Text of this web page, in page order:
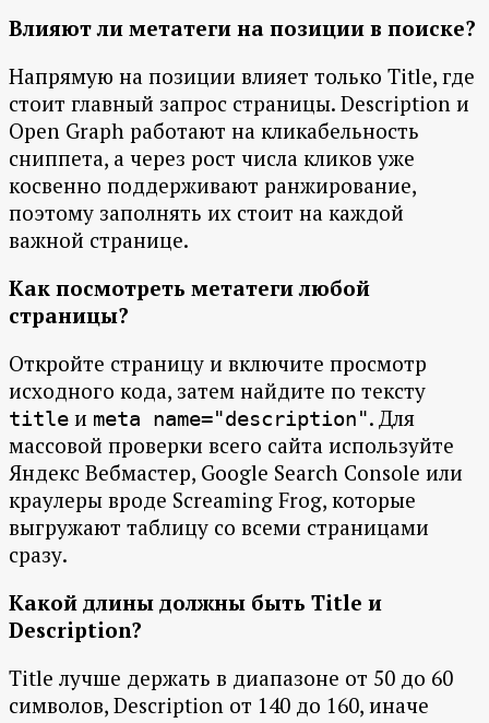
Влияют ли метатеги на позиции в поиске?
Напрямую на позиции влияет только Title, где
стоит главный запрос страницы. Description и
Open Graph работают на кликабельность
сниппета, а через рост числа кликов уже
косвенно поддерживают ранжирование,
поэтому заполнять их стоит на каждой
важной странице.
Как посмотреть метатеги любой
страницы?
Откройте страницу и включите просмотр
исходного кода, затем найдите по тексту
title и meta name="description". Для
массовой проверки всего сайта используйте
Яндекс Вебмастер, Google Search Console или
краулеры вроде Screaming Frog, которые
выгружают таблицу со всеми страницами
сразу.
Какой длины должны быть Title и
Description?
Title лучше держать в диапазоне от 50 до 60
символов, Description от 140 до 160, иначе